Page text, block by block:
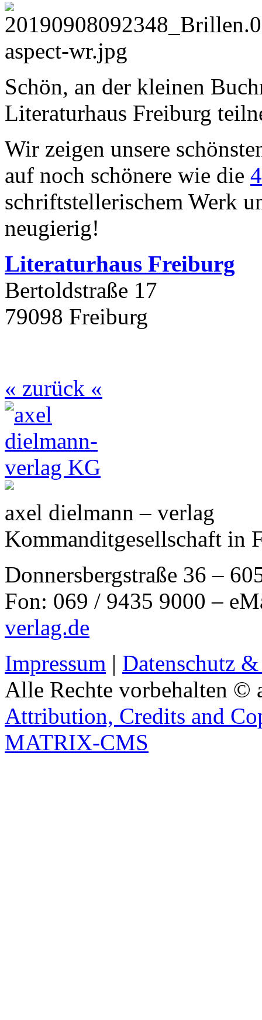
Schön, an der kleinen
Literaturhaus Freiburg
Wir zeigen unsere
auf noch schönere wie die
schriftstellerischem Werk
neugierig!
Literaturhaus Freiburg
Bertoldstraße 17
79098 Freiburg
« zurück «
axel dielmann – verlag
Kommanditgesellschaft in
Donnersbergstraße 36 –
Fon: 069 / 9435 9000 –
verlag.de
Impressum | Datenschutz
Alle Rechte vorbehalten ©
Attribution, Credits and
MATRIX-CMS